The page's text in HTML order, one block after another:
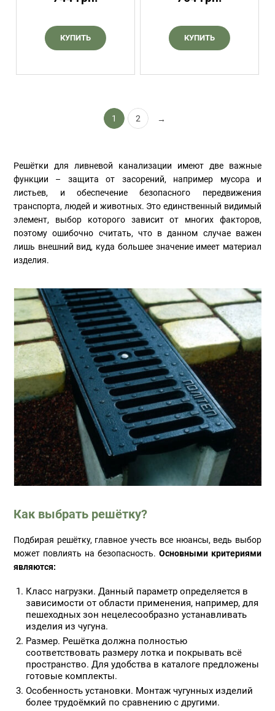
КУПИТЬ КУПИТЬ
1 2 →
Решётки для ливневой канализации имеют две важные
функции – защита от засорений, например мусора и
листьев, и обеспечение безопасного передвижения
транспорта, людей и животных. Это единственный видимый
элемент, выбор которого зависит от многих факторов,
поэтому ошибочно считать, что в данном случае важен
лишь внешний вид, куда большее значение имеет материал
изделия.
Как выбрать решётку?
Подбирая решётку, главное учесть все нюансы, ведь выбор
может повлиять на безопасность. Основными критериями
являются:
Класс нагрузки. Данный параметр определяется в
зависимости от области применения, например, для
пешеходных зон нецелесообразно устанавливать
изделия из чугуна.
Размер. Решётка должна полностью
соответствовать размеру лотка и покрывать всё
пространство. Для удобства в каталоге предложены
готовые комплекты.
Особенность установки. Монтаж чугунных изделий
более трудоёмкий по сравнению с другими.